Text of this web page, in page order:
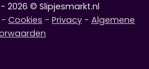
2026 © Slipjesmarkt.nl
- Cookies - Privacy - Algemene